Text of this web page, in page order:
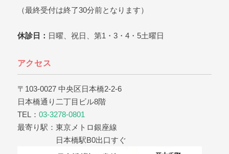
（最終受付は終了30分前となります）
休診日： 日曜、祝日、第1・3・4・5土曜日
アクセス
〒103-0027 中央区日本橋2-2-6
日本橋通り二丁目ビル8階
TEL： 03-3278-0801
最寄り駅：東京メトロ銀座線
日本橋駅B0出口すぐ